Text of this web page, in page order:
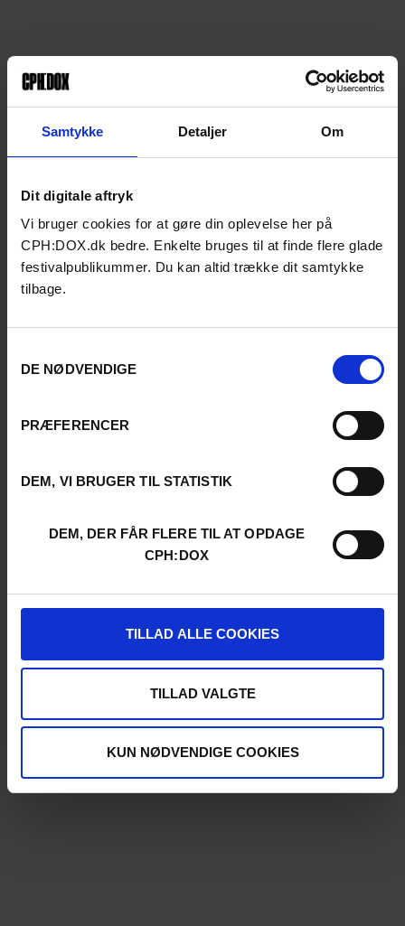
Samtykke Detaljer Om
Dit digitale aftryk
Vi bruger cookies for at gøre din oplevelse her på
CPH:DOX.dk bedre. Enkelte bruges til at finde flere glade
festivalpublikummer. Du kan altid trække dit samtykke
tilbage.
DE NØDVENDIGE
PRÆFERENCER
DEM, VI BRUGER TIL STATISTIK
DEM, DER FÅR FLERE TIL AT OPDAGE
CPH:DOX
TILLAD ALLE COOKIES
TILLAD VALGTE
KUN NØDVENDIGE COOKIES